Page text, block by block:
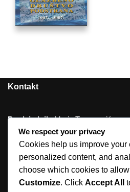
Kontakt
Predsjednik: Mario Tomasović
Tajnik: Jelena Karaman, prof.
Ogranak Matice hrvatske u
We respect your privacy
Cookies help us improve your
personalized content, and
choose which cookies to
Customize. Click Accept All